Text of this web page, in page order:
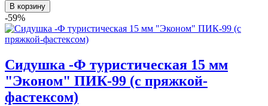
В корзину
-59%
Сидушка -Ф туристическая 15 мм
"Эконом" ПИК-99 (с пряжкой-
фастексом)